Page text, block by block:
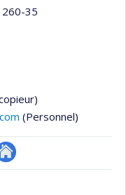
260-35
(Personnel)